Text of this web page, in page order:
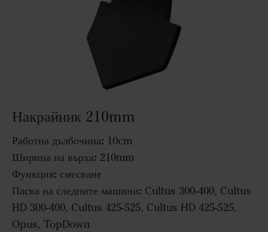
Накрайник 210mm
Работна дълбочина: 10cm
Ширина на върха: 210mm
Функция: смесване
Пасва на следните машини: Cultus 300-400, Cultus
HD 300-400, Cultus 425-525, Cultus HD 425-525,
Opus, TopDown